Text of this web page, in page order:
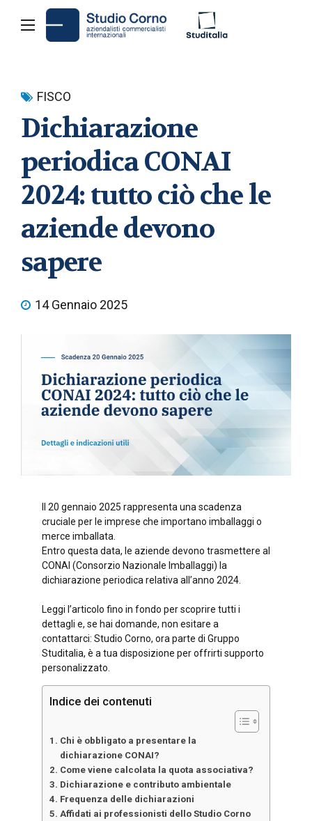
FISCO
Dichiarazione
periodica CONAI
2024: tutto ciò che le
aziende devono
sapere
14 Gennaio 2025
Il 20 gennaio 2025 rappresenta una scadenza
cruciale per le imprese che importano imballaggi o
merce imballata.
Entro questa data, le aziende devono trasmettere al
CONAI (Consorzio Nazionale Imballaggi) la
dichiarazione periodica relativa all’anno 2024.
Leggi l’articolo fino in fondo per scoprire tutti i
dettagli e, se hai domande, non esitare a
contattarci: Studio Corno, ora parte di Gruppo
Studitalia, è a tua disposizione per offrirti supporto
personalizzato.
Indice dei contenuti
Chi è obbligato a presentare la
dichiarazione CONAI?
Come viene calcolata la quota associativa?
Dichiarazione e contributo ambientale
Frequenza delle dichiarazioni
Affidati ai professionisti dello Studio Corno